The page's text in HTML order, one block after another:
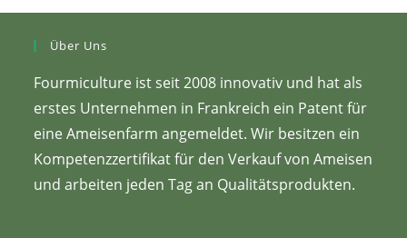
Über Uns
Fourmiculture ist seit 2008 innovativ und hat als
erstes Unternehmen in Frankreich ein Patent für
eine Ameisenfarm angemeldet. Wir besitzen ein
Kompetenzzertifikat für den Verkauf von Ameisen
und arbeiten jeden Tag an Qualitätsprodukten.